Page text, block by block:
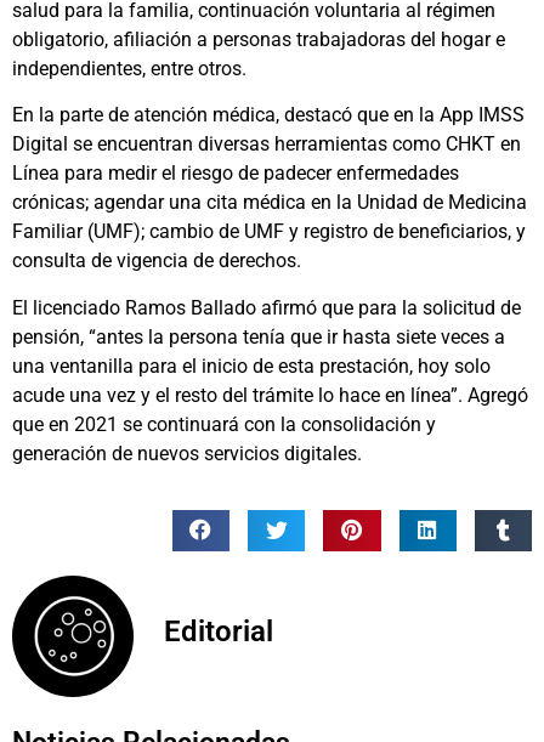
salud para la familia, continuación voluntaria al régimen
obligatorio, afiliación a personas trabajadoras del hogar e
independientes, entre otros.
En la parte de atención médica, destacó que en la App IMSS
Digital se encuentran diversas herramientas como CHKT en
Línea para medir el riesgo de padecer enfermedades
crónicas; agendar una cita médica en la Unidad de Medicina
Familiar (UMF); cambio de UMF y registro de beneficiarios, y
consulta de vigencia de derechos.
El licenciado Ramos Ballado afirmó que para la solicitud de
pensión, “antes la persona tenía que ir hasta siete veces a
una ventanilla para el inicio de esta prestación, hoy solo
acude una vez y el resto del trámite lo hace en línea”. Agregó
que en 2021 se continuará con la consolidación y
generación de nuevos servicios digitales.
Editorial